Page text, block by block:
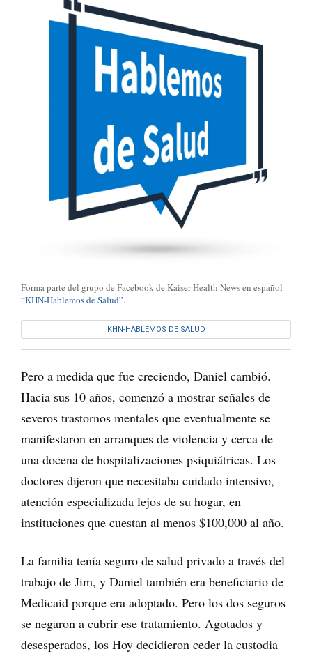
Forma parte del grupo de Facebook de Kaiser Health News en español
“KHN-Hablemos de Salud”.
KHN-HABLEMOS DE SALUD
Pero a medida que fue creciendo, Daniel cambió.
Hacia sus 10 años, comenzó a mostrar señales de
severos trastornos mentales que eventualmente se
manifestaron en arranques de violencia y cerca de
una docena de hospitalizaciones psiquiátricas. Los
doctores dijeron que necesitaba cuidado intensivo,
atención especializada lejos de su hogar, en
instituciones que cuestan al menos $100,000 al año.
La familia tenía seguro de salud privado a través del
trabajo de Jim, y Daniel también era beneficiario de
Medicaid porque era adoptado. Pero los dos seguros
se negaron a cubrir ese tratamiento. Agotados y
desesperados, los Hoy decidieron ceder la custodia